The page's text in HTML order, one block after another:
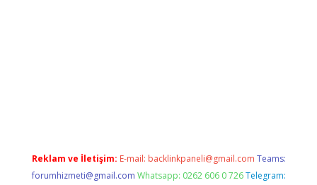
Reklam ve İletişim: E-mail: backlinkpaneli@gmail.com Teams:
forumhizmeti@gmail.com Whatsapp: 0262 606 0 726 Telegram: